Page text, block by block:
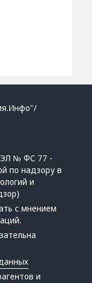
ЭЛ № ФС 77 -
по надзору в
и
с мнением
и